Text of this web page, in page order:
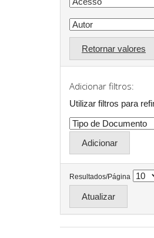
Retornar valores
Adicionar filtros:
Utilizar filtros para
Resultados/Página